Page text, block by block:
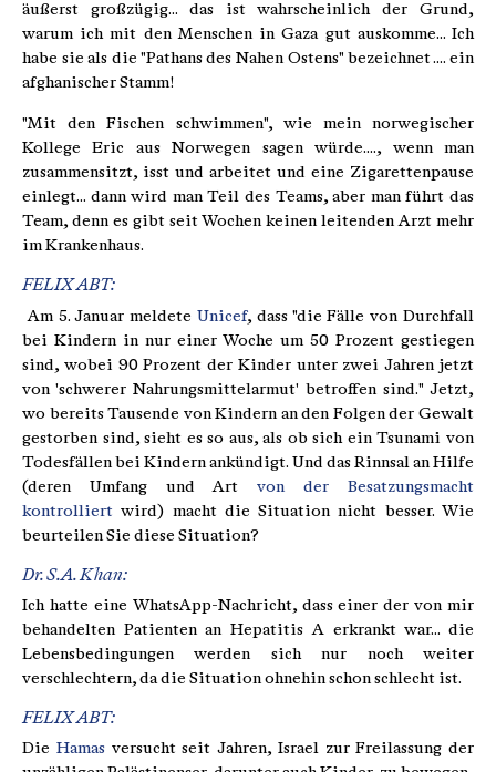
äußerst großzügig... das ist wahrscheinlich der Grund,
warum ich mit den Menschen in Gaza gut auskomme... Ich
habe sie als die "Pathans des Nahen Ostens" bezeichnet .... ein
afghanischer Stamm!
"Mit den Fischen schwimmen", wie mein norwegischer
Kollege Eric aus Norwegen sagen würde...., wenn man
zusammensitzt, isst und arbeitet und eine Zigarettenpause
einlegt... dann wird man Teil des Teams, aber man führt das
Team, denn es gibt seit Wochen keinen leitenden Arzt mehr
im Krankenhaus.
FELIX ABT:
Am 5. Januar meldete Unicef, dass "die Fälle von Durchfall
bei Kindern in nur einer Woche um 50 Prozent gestiegen
sind, wobei 90 Prozent der Kinder unter zwei Jahren jetzt
von 'schwerer Nahrungsmittelarmut' betroffen sind." Jetzt,
wo bereits Tausende von Kindern an den Folgen der Gewalt
gestorben sind, sieht es so aus, als ob sich ein Tsunami von
Todesfällen bei Kindern ankündigt. Und das Rinnsal an Hilfe
(deren Umfang und Artvon der Besatzungsmacht
kontrolliert wird) macht die Situation nicht besser. Wie
beurteilen Sie diese Situation?
Dr. S.A. Khan:
Ich hatte eine WhatsApp-Nachricht, dass einer der von mir
behandelten Patienten an Hepatitis A erkrankt war... die
Lebensbedingungen werden sich nur noch weiter
verschlechtern, da die Situation ohnehin schon schlecht ist.
FELIX ABT:
Die Hamasversucht seit Jahren, Israel zur Freilassung der